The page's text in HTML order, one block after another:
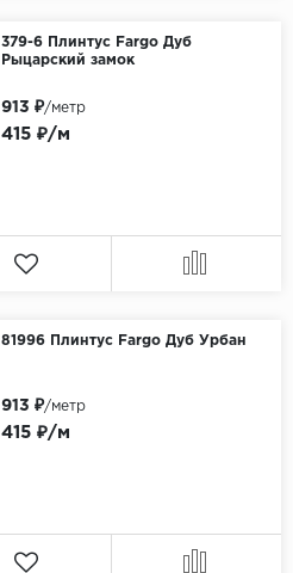
379-6 Плинтус Fargo Дуб
Рыцарский замок
415 ₽/м
913 ₽/метр
81996 Плинтус Fargo Дуб Урбан
415 ₽/м
913 ₽/метр